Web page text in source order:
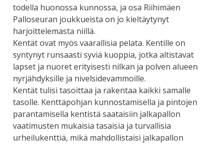
todella huonossa kunnossa, ja osa Riihimäen
Palloseuran joukkueista on jo kieltäytynyt
harjoittelemasta niillä.
Kentät ovat myös vaarallisia pelata. Kentille on
syntynyt runsaasti syviä kuoppia, jotka altistavat
lapset ja nuoret erityisesti nilkan ja polven alueen
nyrjähdyksille ja nivelsidevammoille.
Kentät tulisi tasoittaa ja rakentaa kaikki samalle
tasolle. Kenttäpohjan kunnostamisella ja pintojen
parantamisella kentistä saataisiin jalkapallon
vaatimusten mukaisia tasaisia ja turvallisia
urheilukenttiä, mikä mahdollistaisi jalkapallon